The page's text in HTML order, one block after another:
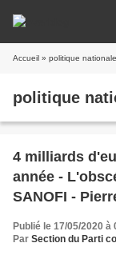
Accueil » politique nationale
politique
4 milliards
année -
SANOFI -
Publié le 17/05/2020 à
Par Section du Parti